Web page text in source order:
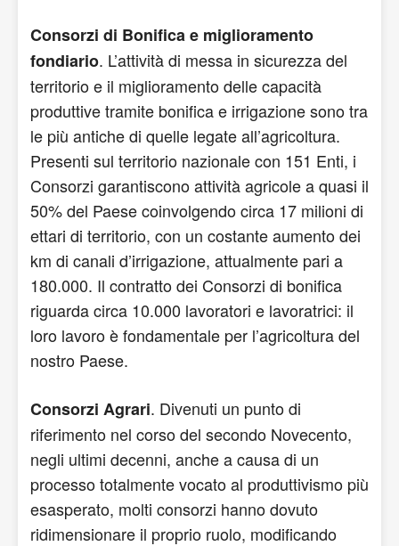
Consorzi di Bonifica e miglioramento
fondiario. L’attività di messa in sicurezza del
territorio e il miglioramento delle capacità
produttive tramite bonifica e irrigazione sono tra
le più antiche di quelle legate all’agricoltura.
Presenti sul territorio nazionale con 151 Enti, i
Consorzi garantiscono attività agricole a quasi il
50% del Paese coinvolgendo circa 17 milioni di
ettari di territorio, con un costante aumento dei
km di canali d’irrigazione, attualmente pari a
180.000. Il contratto dei Consorzi di bonifica
riguarda circa 10.000 lavoratori e lavoratrici: il
loro lavoro è fondamentale per l’agricoltura del
nostro Paese.
Consorzi Agrari. Divenuti un punto di
riferimento nel corso del secondo Novecento,
negli ultimi decenni, anche a causa di un
processo totalmente vocato al produttivismo più
esasperato, molti consorzi hanno dovuto
ridimensionare il proprio ruolo, modificando